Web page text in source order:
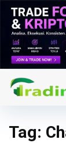
Tag: